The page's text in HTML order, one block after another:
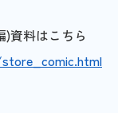
資料はこちら